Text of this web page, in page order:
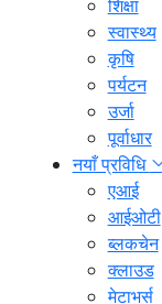
शिक्षा
स्वास्थ्य
कृषि
पर्यटन
उर्जा
पूर्वाधार
नयाँ प्रविधि
एआई
आईओटी
ब्लकचेन
क्लाउड
मेटाभर्स